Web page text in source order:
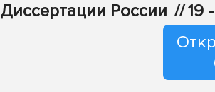
Диссертации России //19